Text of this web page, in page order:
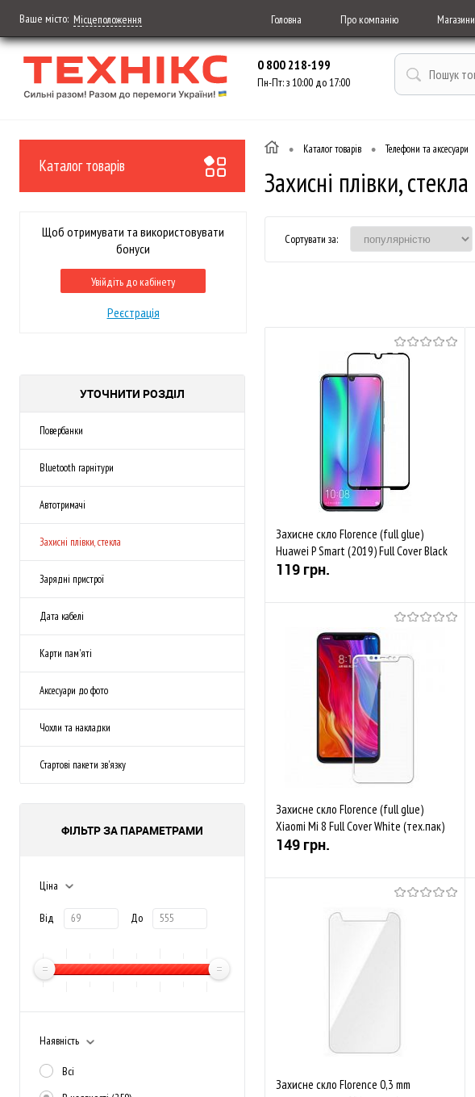
Ваше місто: Місцеположення Головна Про компанію Магазини
0 800 218-199
Пн-Пт: з 10:00 до 17:00
Каталог товарів
Щоб отримувати та використовувати
бонуси
Увійдіть до кабінету
Реєстрація
УТОЧНИТИ РОЗДІЛ
Повербанки
Bluetooth гарнітури
Автотримачі
Захисні плівки, стекла
Зарядні пристрої
Дата кабелі
Kарти пам'яті
Аксесуари до фото
Чохли та накладки
Стартові пакети зв'язку
ФІЛЬТР ЗА ПАРАМЕТРАМИ
Ціна
Від До
Наявність
Всі
• Каталог товарів • Телефони та аксесуари
Захисні плівки, стекла
Сортувати за:
Захисне скло Florence (full glue)
Huawei P Smart (2019) Full Cover Black
119 грн.
До обраного
Закінчується
Захисне скло Florence (full glue)
Xiaomi Mi 8 Full Cover White (тех.пак)
149 грн.
Захисне скло Florence 0,3 mm